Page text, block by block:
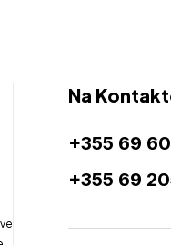
Na
+355 69
+355 69